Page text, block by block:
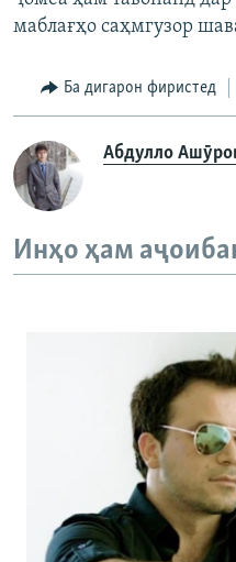
маблағҳо саҳмгузор
Ба дигарон фиристед
Абдулло
Инҳо ҳам